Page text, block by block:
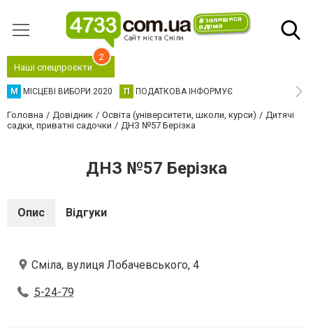
Наші спецпроєкти
2
М МІСЦЕВІ ВИБОРИ 2020 П ПОДАТКОВА ІНФОРМУЄ
Головна Довідник Освіта (університети, школи, курси)
Дитячі
садки, приватні садочки
ДНЗ №57 Берізка
ДНЗ №57 Берізка
Опис Відгуки
Сміла, вулиця Лобачевського, 4
5-24-79